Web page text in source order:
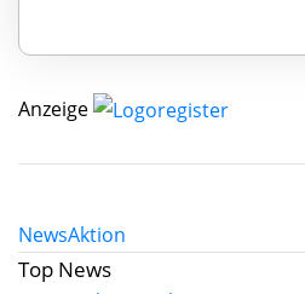
Anzeige
NewsAktion
Top News